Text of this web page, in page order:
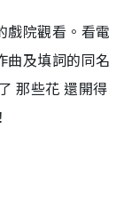
戲院觀看。看電
曲及填詞的同名
那些花 還開得